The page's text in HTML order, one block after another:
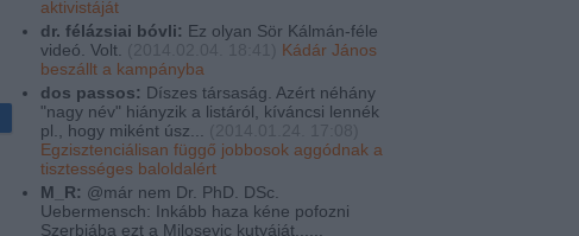
aktivistáját
dr. félázsiai bóvli: Ez olyan Sör Kálmán-féle
videó. Volt.
Kádár János
beszállt a kampányba
dos passos: Díszes társaság. Azért néhány
"nagy név" hiányzik a listáról, kíváncsi lennék
pl., hogy miként úsz...
Egzisztenciálisan függő jobbosok aggódnak a
tisztességes baloldalért
M_R: @már nem Dr. PhD. DSc.
Uebermensch: Inkább haza kéne pofozni
Szerbiába ezt a Milosevic kutyáját......